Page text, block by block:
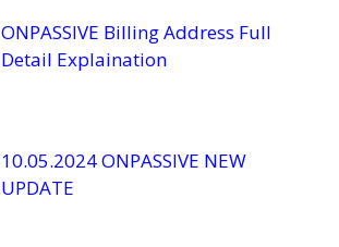
ONPASSIVE Billing Address Full
Detail Explaination
10.05.2024 ONPASSIVE NEW
UPDATE